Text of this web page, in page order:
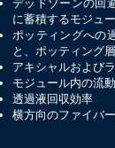
デッドゾーンの回
に蓄積するモジュ
ポッティングへの
と、ポッティング
アキシャルおよび
モジュール内の流
透過液回収効率
横方向のファイバ